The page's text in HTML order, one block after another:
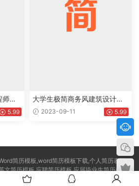
岗
下载
5.99
大学生极简商务风建筑设计师
岗位个人工作简历Word模板下
2023-09-11 5.99
简历模板,word简历模板下载,个人简历表格
文简历模板,应聘简历模板,应届毕业生简历模板,
简历模板。sitemap.xml